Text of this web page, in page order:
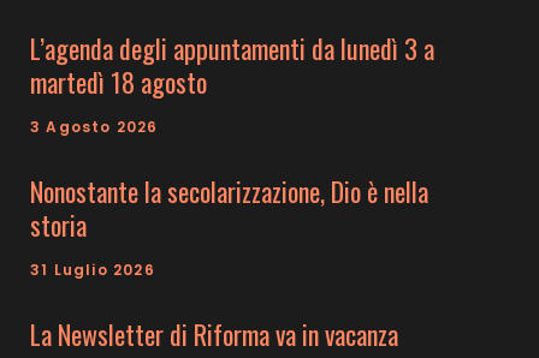
L’agenda degli appuntamenti da lunedì 3 a
martedì 18 agosto
3 Agosto 2026
Nonostante la secolarizzazione, Dio è nella
storia
31 Luglio 2026
La Newsletter di Riforma va in vacanza